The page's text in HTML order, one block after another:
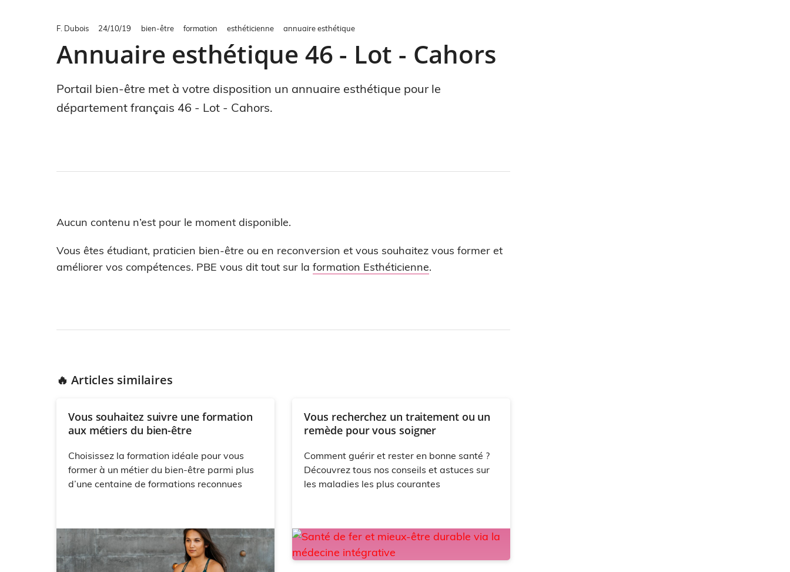
F. Dubois 24/10/19 bien-être formation esthéticienne annuaire esthétique
Annuaire esthétique 46 - Lot - Cahors
Portail bien-être met à votre disposition un annuaire esthétique pour le
département français 46 - Lot - Cahors.
Aucun contenu n’est pour le moment disponible.
Vous êtes étudiant, praticien bien-être ou en reconversion et vous souhaitez vous former et
améliorer vos compétences. PBE vous dit tout sur la formation Esthéticienne.
🔥 Articles similaires
Vous souhaitez suivre une formation
aux métiers du bien-être
Choisissez la formation idéale pour vous
former à un métier du bien-être parmi plus
d’une centaine de formations reconnues
Vous recherchez un traitement ou un
remède pour vous soigner
Comment guérir et rester en bonne santé ?
Découvrez tous nos conseils et astuces sur
les maladies les plus courantes